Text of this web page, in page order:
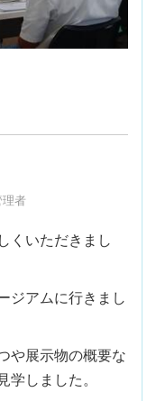
者
くいただきまし
ジアムに行きまし
や展示物の概要な
しました。